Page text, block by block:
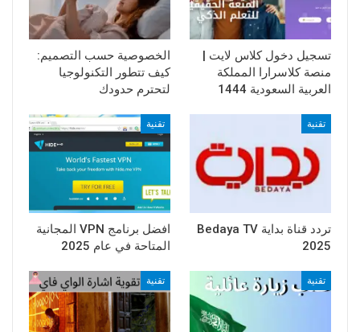
تسجيل دخول كلاس لايت |
منصة كلاسرارا المملكة
العربية السعودية 1444
الخصوصية حسب التصميم:
كيف تتطور التكنولوجيا
لتحترم حدودك
تقنية
تردد قناة بداية Bedaya TV
2025
تقنية
افضل برنامج VPN المجانية
المتاحة في عام 2025
تقنية تقنية